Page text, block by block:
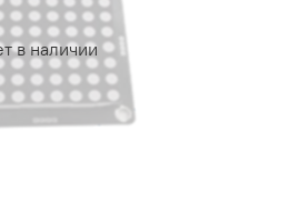
в наличии